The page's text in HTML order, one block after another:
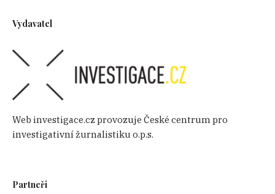
Vydavatel
Web investigace.cz provozuje České centrum pro
investigativní žurnalistiku o.p.s.
Partneři